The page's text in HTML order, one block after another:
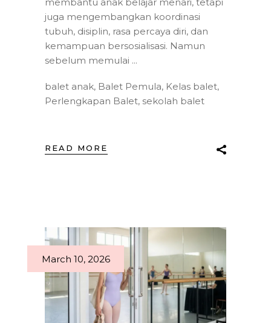
juga mengembangkan koordinasi
tubuh, disiplin, rasa percaya diri, dan
kemampuan bersosialisasi. Namun
sebelum memulai
balet anak, Balet Pemula, Kelas balet,
Perlengkapan Balet, sekolah balet
READ MORE
March 10, 2026